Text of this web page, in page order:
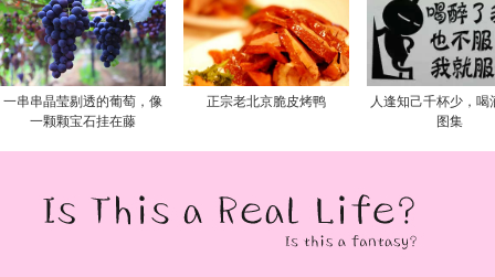
一串串晶莹剔透的葡萄，像
一颗颗宝石挂在藤
正宗老北京脆皮烤鸭
人逢知己千杯少，喝
图集